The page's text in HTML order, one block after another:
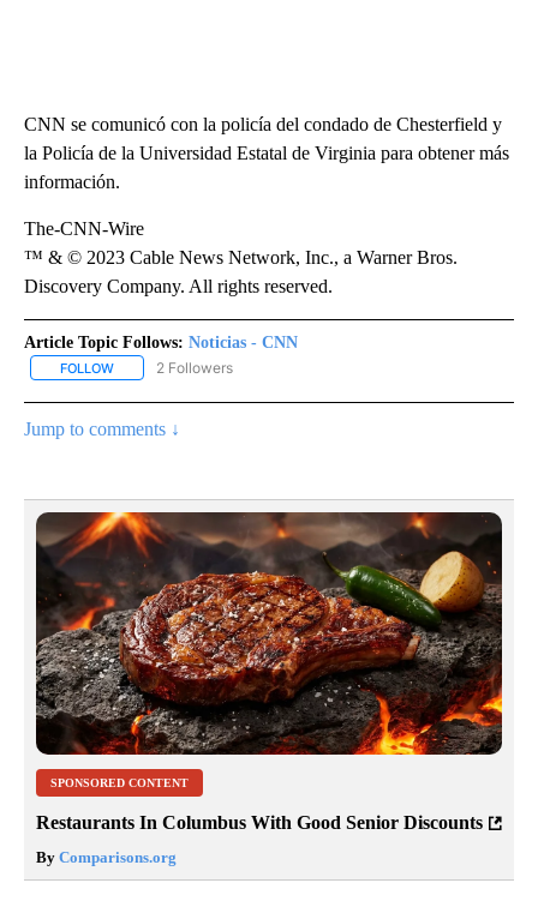
CNN se comunicó con la policía del condado de Chesterfield y
la Policía de la Universidad Estatal de Virginia para obtener más
información.
The-CNN-Wire
™ & © 2023 Cable News Network, Inc., a Warner Bros.
Discovery Company. All rights reserved.
Article Topic Follows: Noticias - CNN
FOLLOW FOLLOW "NOTICIAS - CNN" TO RECEIVE NOTIFICATIONS ABOUT
2 Followers
Jump to comments ↓
SPONSORED CONTENT
Restaurants In Columbus With Good Senior Discounts
By Comparisons.org